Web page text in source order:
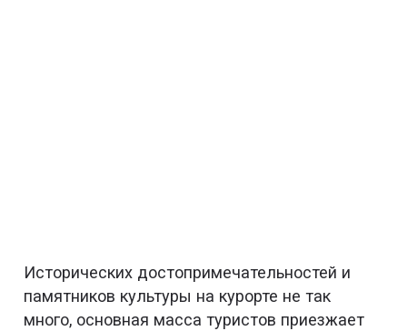
Исторических достопримечательностей и
памятников культуры на курорте не так
много, основная масса туристов приезжает